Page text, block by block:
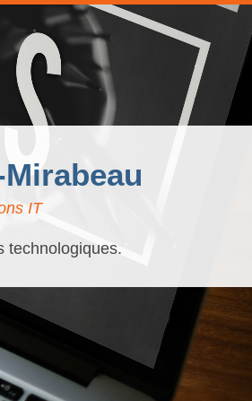
IT
technologiques.